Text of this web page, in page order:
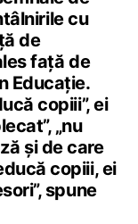
cu
de
față de
Educație.
copiii”, ei
„nu
și de care
copiii, ei
spune